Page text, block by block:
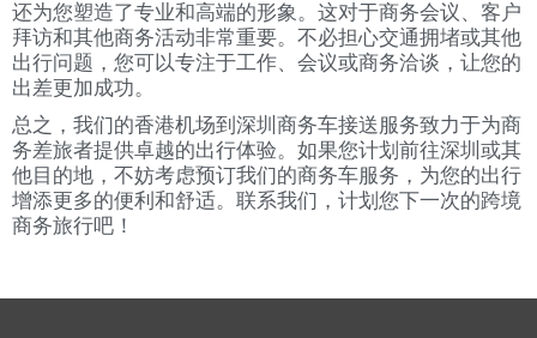
还为您塑造了专业和高端的形象。这对于商务会议、客户
拜访和其他商务活动非常重要。不必担心交通拥堵或其他
出行问题，您可以专注于工作、会议或商务洽谈，让您的
出差更加成功。
总之，我们的香港机场到深圳商务车接送服务致力于为商
务差旅者提供卓越的出行体验。如果您计划前往深圳或其
他目的地，不妨考虑预订我们的商务车服务，为您的出行
增添更多的便利和舒适。联系我们，计划您下一次的跨境
商务旅行吧！